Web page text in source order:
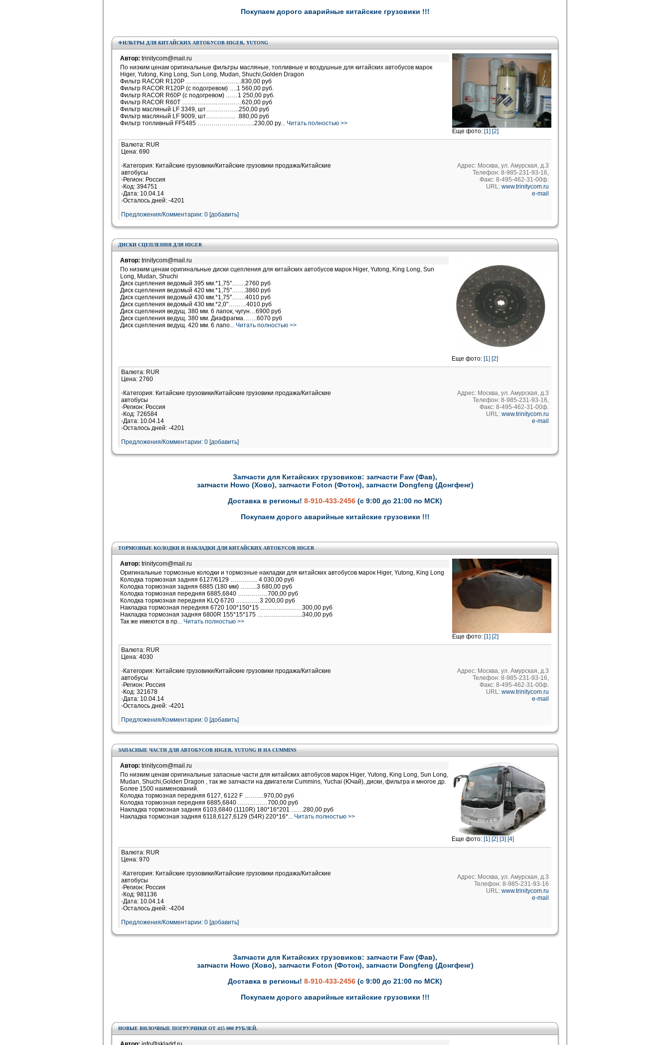
Покупаем дорого аварийные китайские грузовики !!!
ФИЛЬТРЫ ДЛЯ КИТАЙСКИХ АВТОБУСОВ HIGER, YUTONG
Автор: trinitycom@mail.ru
По низким ценам оригинальные фильтры масляные, топливные и воздушные для китайских автобусов марок
Higer, Yutong, King Long, Sun Long, Mudan, Shuchi,Golden Dragon
Фильтр RACOR R120P ……………………….830,00 руб
Фильтр RACOR R120P (с подогревом) ….1 560,00 руб.
Фильтр RACOR R60P (с подогревом) ……1 250,00 руб.
Фильтр RACOR R60T …………………………620,00 руб
Фильтр масляный LF 3349, шт……………..250,00 руб
Фильтр масляный LF 9009, шт…………… .880,00 руб
Фильтр топливный FF5485 ………………………..230,00 ру... Читать полностью >>
Еще фото: [1] [2]
Валюта: RUR
Цена: 690
Категория: Китайские грузовики/Китайские грузовики продажа/Китайские
автобусы
Регион: Россия
Код: 394751
Дата: 10.04.14
Осталось дней: -4201
Предложения/Комментарии: 0 [добавить]
Адрес: Москва, ул. Амурская, д.3
Телефон: 8-985-231-93-16,
Факс: 8-495-462-31-00ф.
URL: www.trinitycom.ru
e-mail
ДИСКИ СЦЕПЛЕНИЯ ДЛЯ HIGER
Автор: trinitycom@mail.ru
По низким ценам оригинальные диски сцепления для китайских автобусов марок Higer, Yutong, King Long, Sun
Long, Mudan, Shuchi
Диск сцепления ведомый 395 мм.*1,75"…….2760 руб
Диск сцепления ведомый 420 мм.*1,75"…….3860 руб
Диск сцепления ведомый 430 мм.*1,75"…….4010 руб
Диск сцепления ведомый 430 мм.*2,0"………4010 руб
Диск сцепления ведущ. 380 мм. 6 лапок, чугун…6900 руб
Диск сцепления ведущ. 380 мм. Диафрагма…….6070 руб
Диск сцепления ведущ. 420 мм. 6 лапо... Читать полностью >>
Еще фото: [1] [2]
Валюта: RUR
Цена: 2760
Категория: Китайские грузовики/Китайские грузовики продажа/Китайские
автобусы
Регион: Россия
Код: 726584
Дата: 10.04.14
Осталось дней: -4201
Предложения/Комментарии: 0 [добавить]
Адрес: Москва, ул. Амурская, д.3
Телефон: 8-985-231-93-16,
Факс: 8-495-462-31-00ф.
URL: www.trinitycom.ru
e-mail
Запчасти для Китайских грузовиков: запчасти Faw (Фав),
запчасти Howo (Хово), запчасти Foton (Фотон), запчасти Dongfeng (Донгфенг)
Доставка в регионы! 8-910-433-2456 (с 9:00 до 21:00 по МСК)
Покупаем дорого аварийные китайские грузовики !!!
ТОРМОЗНЫЕ КОЛОДКИ И НАКЛАДКИ ДЛЯ КИТАЙСКИХ АВТОБУСОВ HIGER
Автор: trinitycom@mail.ru
Оригинальные тормозные колодки и тормозные накладки для китайских автобусов марок Higer, Yutong, King Long
Колодка тормозная задняя 6127/6129 ………….. 4 030,00 руб
Колодка тормозная задняя 6885 (180 мм) ……...3 680,00 руб
Колодка тормозная передняя 6885,6840 ……………700,00 руб
Колодка тормозная передняя KLQ 6720 …………3 200,00 руб
Накладка тормозная передняя 6720 100*150*15 …………………300,00 руб
Накладка тормозная задняя 6800R 155*15*175 …………………..340,00 руб
Так же имеются в пр... Читать полностью >>
Еще фото: [1] [2]
Валюта: RUR
Цена: 4030
Категория: Китайские грузовики/Китайские грузовики продажа/Китайские
автобусы
Регион: Россия
Код: 321678
Дата: 10.04.14
Осталось дней: -4201
Предложения/Комментарии: 0 [добавить]
Адрес: Москва, ул. Амурская, д.3
Телефон: 8-985-231-93-16,
Факс: 8-495-462-31-00ф.
URL: www.trinitycom.ru
e-mail
ЗАПАСНЫЕ ЧАСТИ ДЛЯ АВТОБУСОВ HIGER, YUTONG И НА CUMMINS
Автор: trinitycom@mail.ru
По низким ценам оригинальные запасные части для китайских автобусов марок Higer, Yutong, King Long, Sun Long,
Mudan, Shuchi,Golden Dragon , так же запчасти на двигатели Cummins, Yuchai (Ючай), диски, фильтра и многое др.
Более 1500 наименований.
Колодка тормозная передняя 6127, 6122 F ……….970,00 руб
Колодка тормозная передняя 6885,6840 ……………700,00 руб
Накладка тормозная задняя 6103,6840 (1110R) 180*16*201 ……280,00 руб
Накладка тормозная задняя 6118,6127,6129 (54R) 220*16*... Читать полностью >>
Еще фото: [1] [2] [3] [4]
Валюта: RUR
Цена: 970
Категория: Китайские грузовики/Китайские грузовики продажа/Китайские
автобусы
Регион: Россия
Код: 981136
Дата: 10.04.14
Осталось дней: -4204
Предложения/Комментарии: 0 [добавить]
Адрес: Москва, ул. Амурская, д.3
Телефон: 8-985-231-93-16
URL: www.trinitycom.ru
e-mail
Запчасти для Китайских грузовиков: запчасти Faw (Фав),
запчасти Howo (Хово), запчасти Foton (Фотон), запчасти Dongfeng (Донгфенг)
Доставка в регионы! 8-910-433-2456 (с 9:00 до 21:00 по МСК)
Покупаем дорого аварийные китайские грузовики !!!
НОВЫЕ ВИЛОЧНЫЕ ПОГРУЗЧИКИ ОТ 415 000 РУБЛЕЙ.